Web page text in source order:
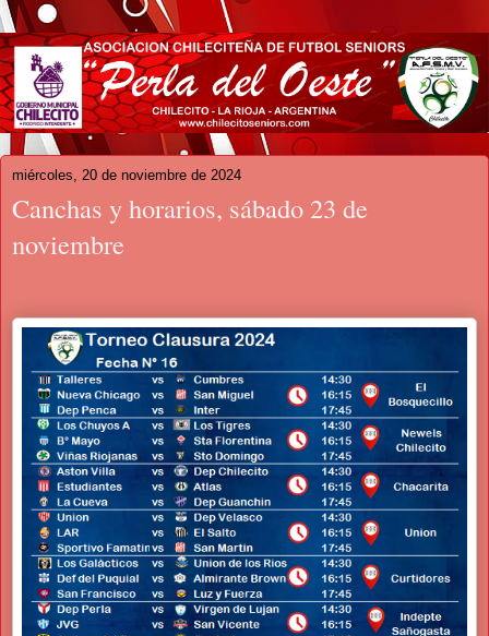
miércoles, 20 de noviembre de 2024
Canchas y horarios, sábado 23 de
noviembre